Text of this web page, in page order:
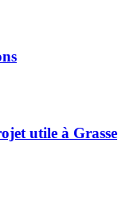
utile à Grasse